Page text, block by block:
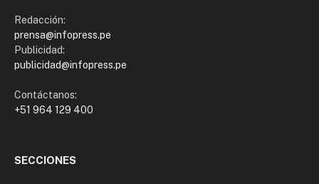
Redacción:
prensa@infopress.pe
Publicidad:
publicidad@infopress.pe
Contáctanos:
+51 964 129 400
SECCIONES